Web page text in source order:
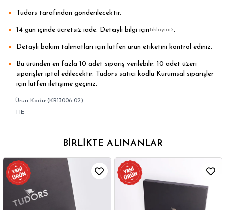
Tudors tarafından gönderilecektir.
14 gün içinde ücretsiz iade. Detaylı bilgi içintıklayınız.
Detaylı bakım talimatları için lütfen ürün etiketini kontrol ediniz.
Bu üründen en fazla 10 adet sipariş verilebilir. 10 adet üzeri
siparişler iptal edilecektir. Tudors satıcı kodlu Kurumsal siparişler
için lütfen iletişime geçiniz.
(KR13006-02)
TIE
BIRLIKTE ALINANLAR